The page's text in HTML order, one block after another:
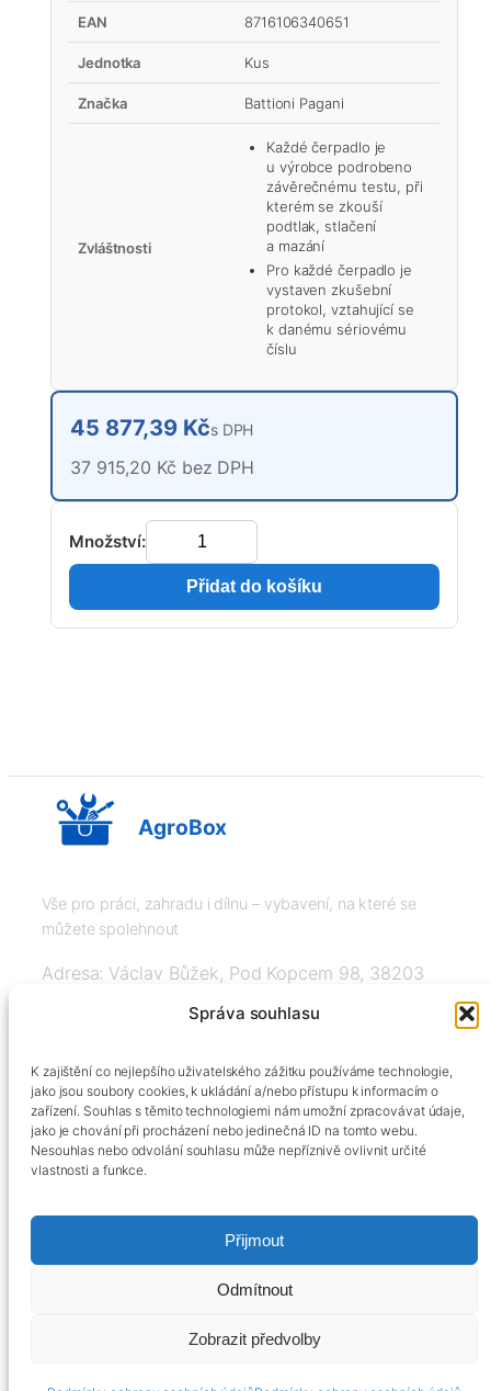
Správa souhlasu
K zajištění co nejlepšího uživatelského zážitku používáme technologie,
jako jsou soubory cookies, k ukládání a/nebo přístupu k informacím o
zařízení. Souhlas s těmito technologiemi nám umožní zpracovávat údaje,
jako je chování při procházení nebo jedinečná ID na tomto webu.
Nesouhlas nebo odvolání souhlasu může nepříznivě ovlivnit určité
vlastnosti a funkce.
Přijmout
Odmítnout
Zobrazit předvolby
EAN 8716106340651
Jednotka Kus
Značka Battioni Pagani
Zvláštnosti
Každé čerpadlo je
u výrobce podrobeno
závěrečnému testu, při
kterém se zkouší
podtlak, stlačení
a mazání
Pro každé čerpadlo je
vystaven zkušební
protokol, vztahující se
k danému sériovému
číslu
45 877,39 Kčs DPH
37 915,20 Kč bez DPH
Množství:
Přidat do košíku
AgroBox
Vše pro práci, zahradu i dílnu – vybavení, na které se
můžete spolehnout
Adresa: Václav Bůžek, Pod Kopcem 98, 38203
+420606334248, info@agrobox.cz
Obchodní podmínky
Podmínky ochrany osobních údajů